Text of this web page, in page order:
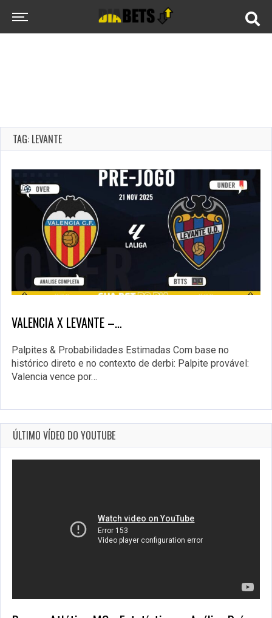
TAG: LEVANTE
VALENCIA X LEVANTE –…
Palpites & Probabilidades Estimadas Com base no
histórico direto e no contexto de derbi: Palpite provável:
Valencia vence por…
ÚLTIMO VÍDEO DO YOUTUBE